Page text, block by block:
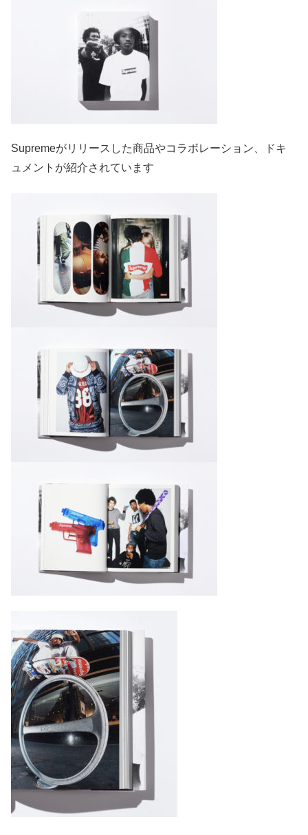
Supremeがリリースした商品やコラボレーション、ドキ
ュメントが紹介されています